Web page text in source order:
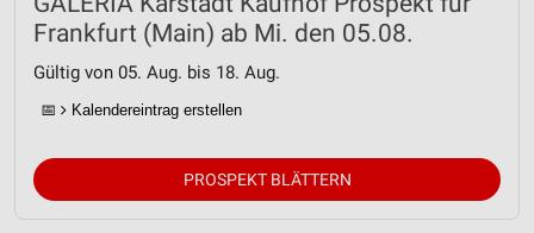
Frankfurt (Main) ab Mi. den 05.08.
Gültig von 05. Aug. bis 18. Aug.
📅 Kalendereintrag erstellen
PROSPEKT BLÄTTERN